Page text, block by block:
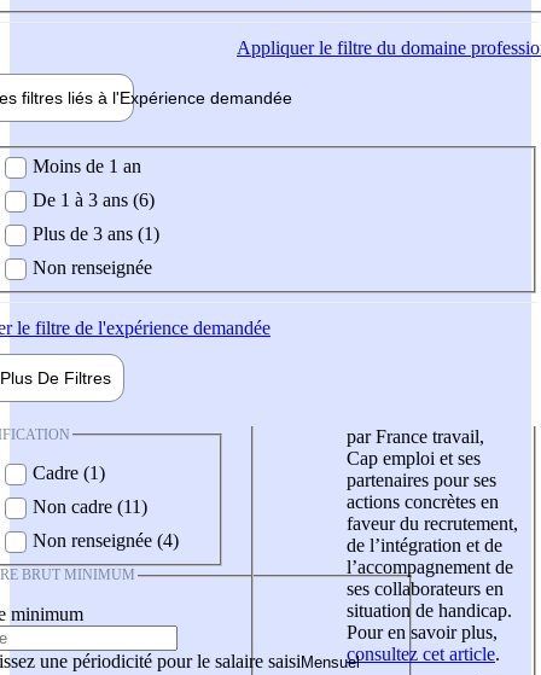
Appliquerle filtre du domaine
filtres liés à l'Expérience demandée
demandée
Moins de 1 an
De 1 à 3 ans (6)
Plus de 3 ans (1)
Non renseignée
le filtre de l'expérience demandée
Plus De Filtres
Cadre (1)
Non cadre (11)
Non renseignée (4)
BRUT MINIMUM
minimum
une périodicité pour le salaire saisi
par France travail,
Cap emploi et ses
partenaires pour ses
actions concrètes en
faveur du recrutement,
de l’intégration et de
l’accompagnement de
ses collaborateurs en
situation de handicap.
Pour en savoir plus,
consultez cet article.